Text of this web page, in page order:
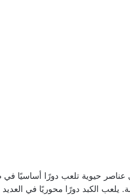
عناصر حيوية تلعب دورًا أساسيًا
يلعب الكبد دورًا محوريًا في